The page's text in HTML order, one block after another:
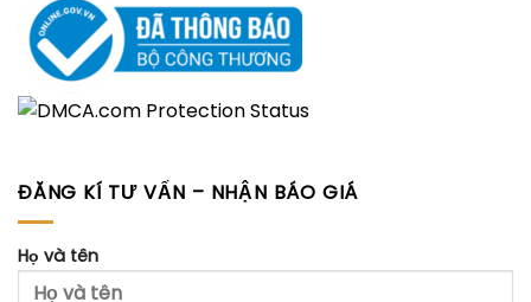
ĐĂNG KÍ TƯ VẤN – NHẬN BÁO GIÁ
Họ và tên